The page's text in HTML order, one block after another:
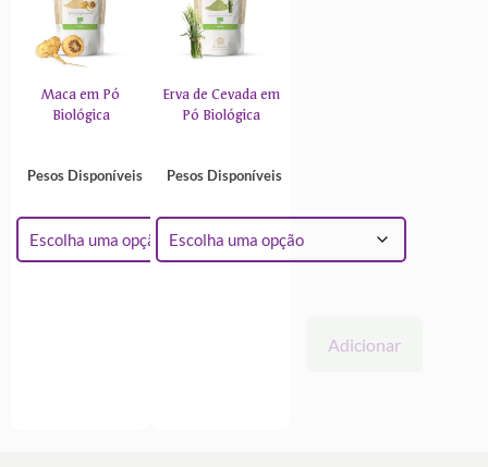
Maca em Pó
Biológica
Pesos Disponíveis
Erva de Cevada em
Pó Biológica
Pesos Disponíveis
Adicionar